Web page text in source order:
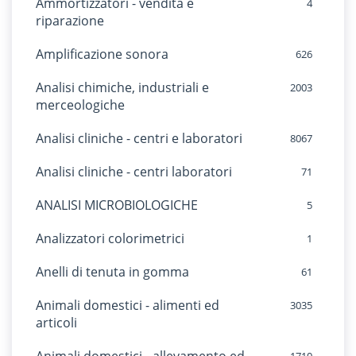
riparazione
4
Amplificazione sonora 626
Analisi chimiche, industriali e
merceologiche
2003
Analisi cliniche - centri e laboratori 8067
Analisi cliniche - centri laboratori 71
ANALISI MICROBIOLOGICHE 5
Analizzatori colorimetrici 1
Anelli di tenuta in gomma 61
Animali domestici - alimenti ed
articoli
3035